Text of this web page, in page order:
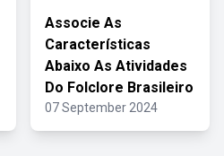
Associe As
Características
Abaixo As Atividades
Do Folclore Brasileiro
07 September 2024